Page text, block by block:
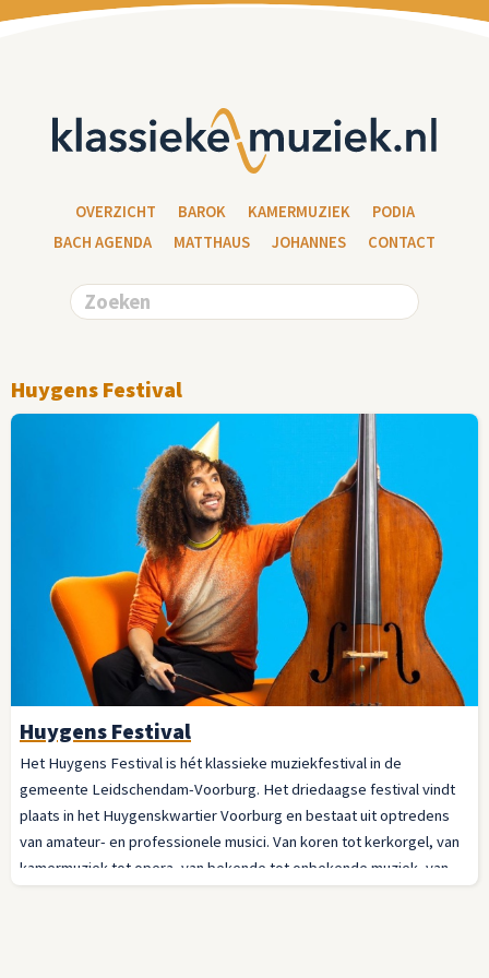
OVERZICHT BAROK KAMERMUZIEK
PODIA
BACH AGENDA
MATTHAUS JOHANNES CONTACT
Huygens Festival
Huygens Festival
Het Huygens Festival is hét klassieke muziekfestival in de
gemeente Leidschendam-Voorburg. Het driedaagse festival vindt
plaats in het Huygenskwartier Voorburg en bestaat uit optredens
van amateur- en professionele musici. Van koren tot kerkorgel, van
kamermuziek tot opera, van bekende tot onbekende muziek, van